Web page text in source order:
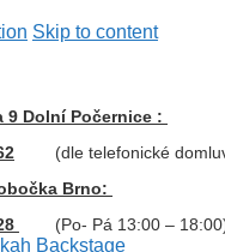
Skip to content
9 Dolní Počernice :
(dle telefonické
Brno:
(Po- Pá 13:00 –